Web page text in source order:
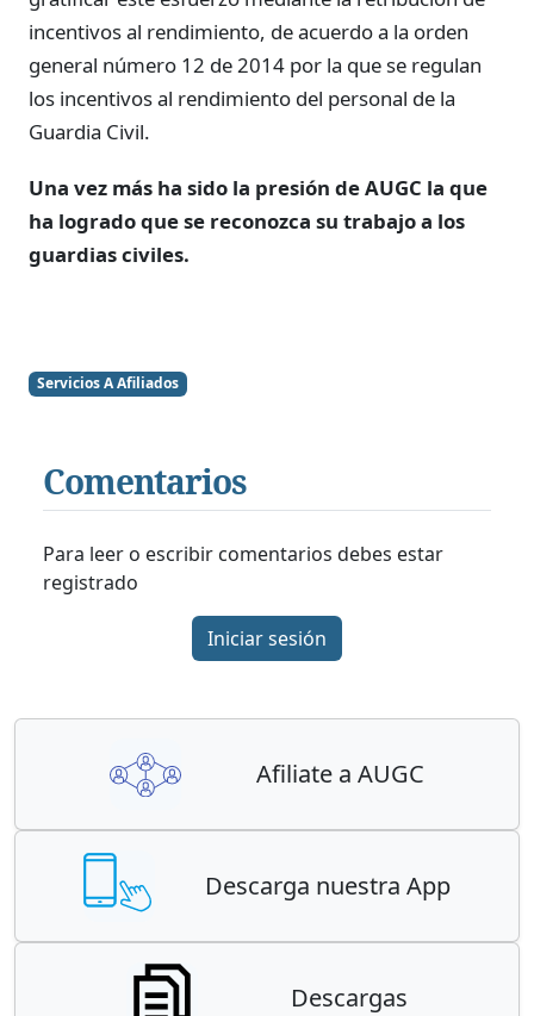
incentivos al rendimiento, de acuerdo a la orden
general número 12 de 2014 por la que se regulan
los incentivos al rendimiento del personal de la
Guardia Civil.
Una vez más ha sido la presión de AUGC la que
ha logrado que se reconozca su trabajo a los
guardias civiles.
Servicios A Afiliados
Comentarios
Para leer o escribir comentarios debes estar
registrado
Iniciar sesión
Afiliate a AUGC
Descarga nuestra App
Descargas